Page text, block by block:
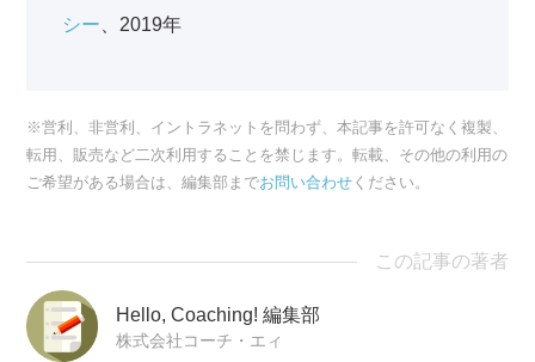
シー 、2019年
※営利、非営利、イントラネットを問わず、本記事を許可なく複製、
転用、販売など二次利用することを禁じます。転載、その他の利用の
ご希望がある場合は、編集部までお問い合わせ ください。
この記事の著者
Hello, Coaching! 編集部
株式会社コーチ・エィ